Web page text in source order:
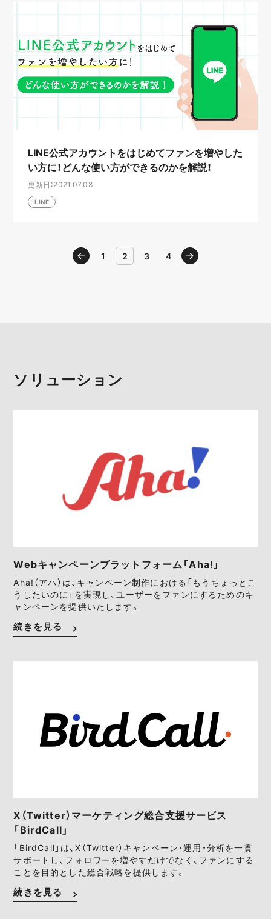
LINE公式アカウントをはじめてファンを増やした
い方に！どんな使い方ができるのかを解説！
更新日：2021.07.08
LINE
1 2 3 4
ソリューション
Webキャンペーンプラットフォーム「Aha!」
Aha!（アハ）は、キャンペーン制作における「もうちょっとこ
うしたいのに」を実現し、ユーザーをファンにするためのキ
ャンペーンを提供いたします。
続きを見る
X（Twitter）マーケティング総合支援サービス
「BirdCall」
「BirdCall」は、X（Twitter）キャンペーン・運用・分析を一貫
サポートし、フォロワーを増やすだけでなく、ファンにする
ことを目的とした総合戦略を提供します。
続きを見る